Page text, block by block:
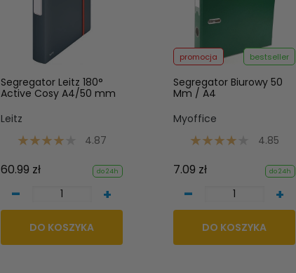
Segregator Leitz 180°
Active Cosy A4/50 mm
Leitz
4.87
60.99 zł do 24h
- +
DO KOSZYKA
promocja bestseller
Segregator Biurowy 50
Mm / A4
Myoffice
4.85
7.09 zł do 24h
- +
DO KOSZYKA